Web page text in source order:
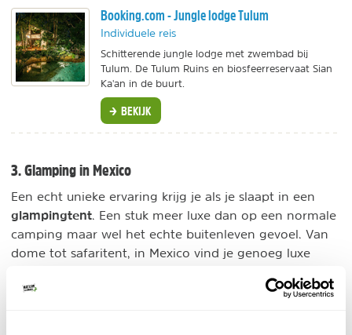
Booking.com - Jungle lodge Tulum
Individuele reis
Schitterende jungle lodge met zwembad bij
Tulum. De Tulum Ruins en biosfeerreservaat Sian
Ka'an in de buurt.
BEKIJK
3. Glamping in Mexico
Een echt unieke ervaring krijg je als je slaapt in een
glampingtent . Een stuk meer luxe dan op een normale
camping maar wel het echte buitenleven gevoel. Van
dome tot safaritent, in Mexico vind je genoeg luxe